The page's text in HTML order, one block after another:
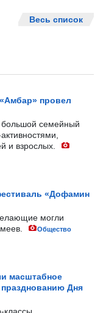
Весь список
провел
большой семейный
и взрослых.
«Дофамин
могли
Общество
масштабное
Дня